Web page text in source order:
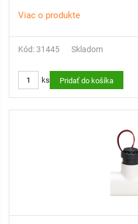
Viac o produkte
Kód: 31445 Skladom
ks Pridať do košíka